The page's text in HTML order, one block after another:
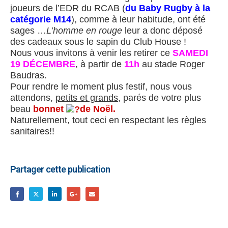
joueurs de l’EDR du RCAB (du Baby Rugby à la
catégorie M14), comme à leur habitude, ont été
sages …L’homme en rouge leur a donc déposé
des cadeaux sous le sapin du Club House !
Nous vous invitons à venir les retirer ce SAMEDI
19 DÉCEMBRE, à partir de 11h au stade Roger
Baudras.
Pour rendre le moment plus festif, nous vous
attendons, petits et grands, parés de votre plus
beau bonnet
de Noël.
Naturellement, tout ceci en respectant les règles
sanitaires!!
Partager cette publication